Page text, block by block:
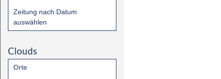
Zeitung nach Datum
auswählen
Clouds
Orte